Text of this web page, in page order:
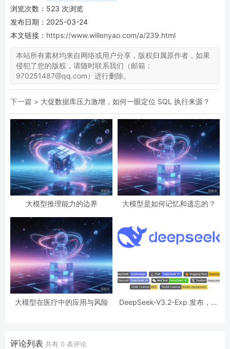
浏览次数： 523 次浏览
发布日期：2025-03-24
本文链接： https://www.willenyao.com/a/239.html
本站所有素材均来自网络或用户分享，版权归属原作者，如果
侵犯了您的版权，请随时联系我们（邮箱：
970251487@qq.com）进行删除。
下一篇 > 大促数据库压力激增，如何一眼定位 SQL 执行来源？
大模型推理能力的边界 大模型是如何记忆和遗忘的？
大模型在医疗中的应用与风险
DeepSeek-V3.2-Exp 发布，训
评论列表 共有 0 条评论